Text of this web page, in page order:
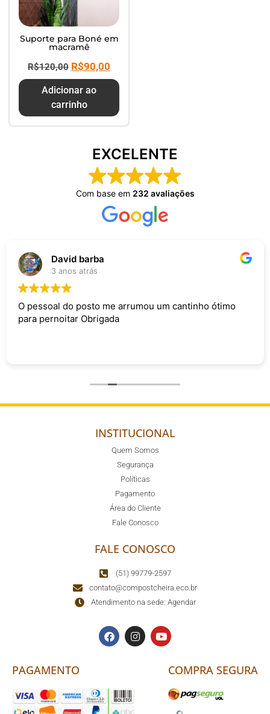
Suporte para Boné em
macramê
R$120,00 R$90,00
Adicionar ao
carrinho
EXCELENTE
Com base em 232 avaliações
David barba
3 anos atrás
O pessoal do posto me arrumou um cantinho ótimo
para pernoitar Obrigada
INSTITUCIONAL
Quem Somos
Segurança
Políticas
Pagamento
Área do Cliente
Fale Conosco
FALE CONOSCO
(51) 99779-2597
contato@compostcheira.eco.br
Atendimento na sede: Agendar
PAGAMENTO COMPRA SEGURA